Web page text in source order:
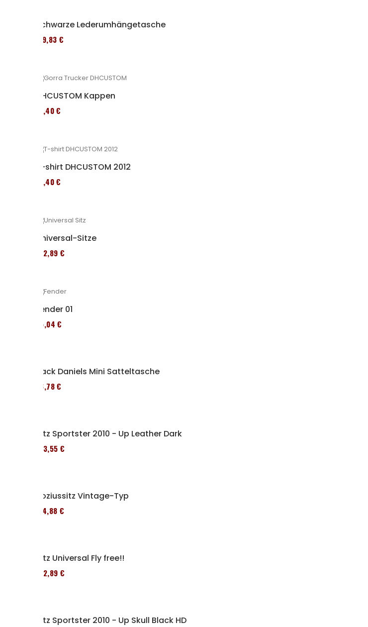
Schwarze Lederumhängetasche
119,83 €
DHCUSTOM Kappen
12,40 €
T-shirt DHCUSTOM 2012
12,40 €
Universal-Sitze
152,89 €
Fender 01
95,04 €
Jack Daniels Mini Satteltasche
86,78 €
Sitz Sportster 2010 - Up Leather Dark
173,55 €
Soziussitz Vintage-Typ
114,88 €
Sitz Universal Fly free!!
152,89 €
Sitz Sportster 2010 - Up Skull Black HD